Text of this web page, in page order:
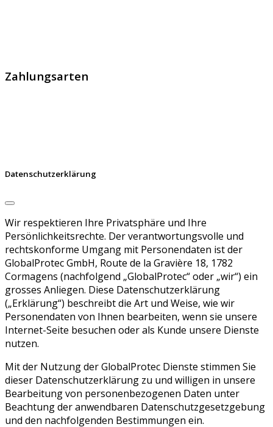
Zahlungsarten
Datenschutzerklärung
Wir respektieren Ihre Privatsphäre und Ihre
Persönlichkeitsrechte. Der verantwortungsvolle und
rechtskonforme Umgang mit Personendaten ist der
GlobalProtec GmbH, Route de la Gravière 18, 1782
Cormagens (nachfolgend „GlobalProtec“ oder „wir“) ein
grosses Anliegen. Diese Datenschutzerklärung
(„Erklärung“) beschreibt die Art und Weise, wie wir
Personendaten von Ihnen bearbeiten, wenn sie unsere
Internet-Seite besuchen oder als Kunde unsere Dienste
nutzen.
Mit der Nutzung der GlobalProtec Dienste stimmen Sie
dieser Datenschutzerklärung zu und willigen in unsere
Bearbeitung von personenbezogenen Daten unter
Beachtung der anwendbaren Datenschutzgesetzgebung
und den nachfolgenden Bestimmungen ein.